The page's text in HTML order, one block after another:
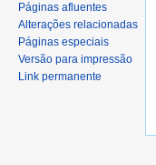
Páginas afluentes
Alterações relacionadas
Páginas especiais
Versão para impressão
Link permanente